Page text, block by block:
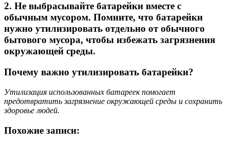
2. Не выбрасывайте батарейки вместе с
обычным мусором. Помните, что батарейки
нужно утилизировать отдельно от обычного
бытового мусора, чтобы избежать загрязнения
окружающей среды.
Почему важно утилизировать батарейки?
Утилизация использованных батареек помогает
предотвратить загрязнение окружающей среды и сохранить
здоровье людей.
Похожие записи: